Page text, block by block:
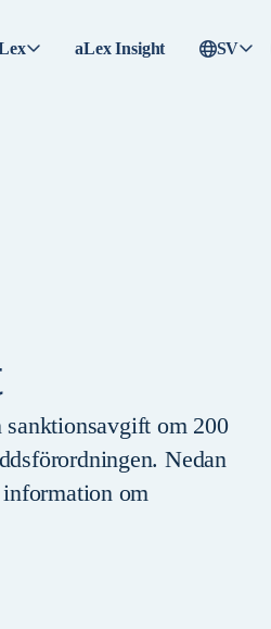
aLex Insight SV
sanktionsavgift om 200
Nedan
om